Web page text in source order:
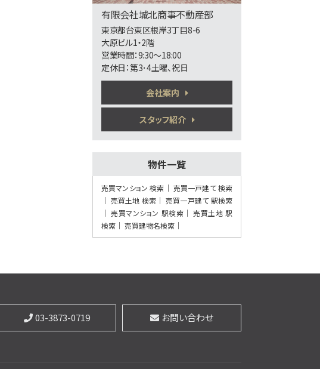
住 徒歩2分
施工：株式会社間組
第6位
21,000万円
歩8分
第7位
2,800万円
3ＬＤＫ
つくばＥＸ 浅草
第8位
1,060万円
ワンルーム
第9位
5,330万円
有限会社城北商事不動産部
東京都台東区根岸3丁目8-6
大原ビル1・2階
営業時間：9:30～18:00
定休日：第3･4土曜、祝日
会社案内
スタッフ紹介
物件一覧
売買マンション 検索
売買一戸建て 検索
売買土地 検索
売買一戸建て 駅検索
売買マンション 駅検索
売買土地 駅
検索
売買建物名検索
03-3873-0719 お問い合わせ